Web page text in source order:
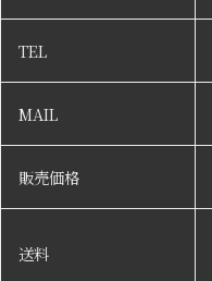
TEL
MAIL
販売価格
送料